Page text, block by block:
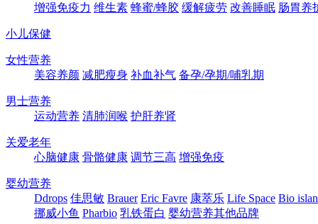
增强免疫力 维生素 蜂蜜/蜂胶 缓解疲劳 改善睡眠 肠胃养
小儿保健
女性营养
美容养颜 减肥瘦身 补血补气 备孕/孕期/哺乳期
男士营养
运动营养 清肺润喉 护肝养肾
关爱老年
心脑健康 骨骼健康 调节三高 增强免疫
婴幼营养
Ddrops 佳思敏 Brauer Eric Favre 康萃乐 Life Space Bio
挪威小鱼 Pharbio 乳铁蛋白 婴幼营养其他品牌